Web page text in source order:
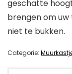
geschatte
brengen om
niet te bukken.
Categorie: